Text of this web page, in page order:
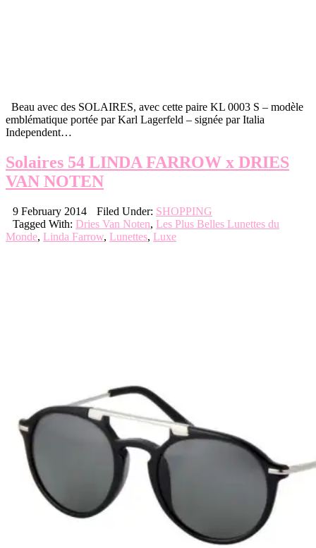
Beau avec des SOLAIRES, avec cette paire KL 0003 S – modèle
emblématique portée par Karl Lagerfeld – signée par Italia
Independent…
Solaires 54 LINDA FARROW x DRIES
VAN NOTEN
9 February 2014 Filed Under: SHOPPING
Tagged With: Dries Van Noten, Les Plus Belles Lunettes du
Monde, Linda Farrow, Lunettes, Luxe